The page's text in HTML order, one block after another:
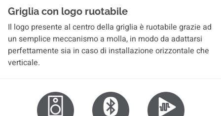
Griglia con logo ruotabile
Il logo presente al centro della griglia è ruotabile grazie ad
un semplice meccanismo a molla, in modo da adattarsi
perfettamente sia in caso di installazione orizzontale che
verticale.